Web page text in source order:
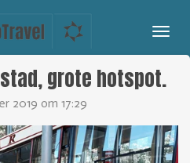
grote hotspot.
2019 om 17:29